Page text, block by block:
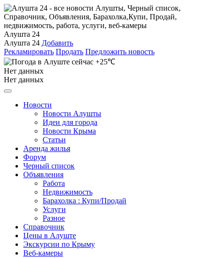
Алушта 24
Алушта 24 Добавить
Рекламировать Продать Предложить новость
+25℃
Нет данных
Нет данных
Новости
Новости Алушты
Идеи для города
Новости Крыма
Статьи
Аренда жилья
Форум
Черный список
Объявления
Работа
Недвижимость
Барахолка : Купи/Продай
Услуги
Разное
Справочник
Цены в Алуште
Экскурсии по Крыму
Веб-камеры